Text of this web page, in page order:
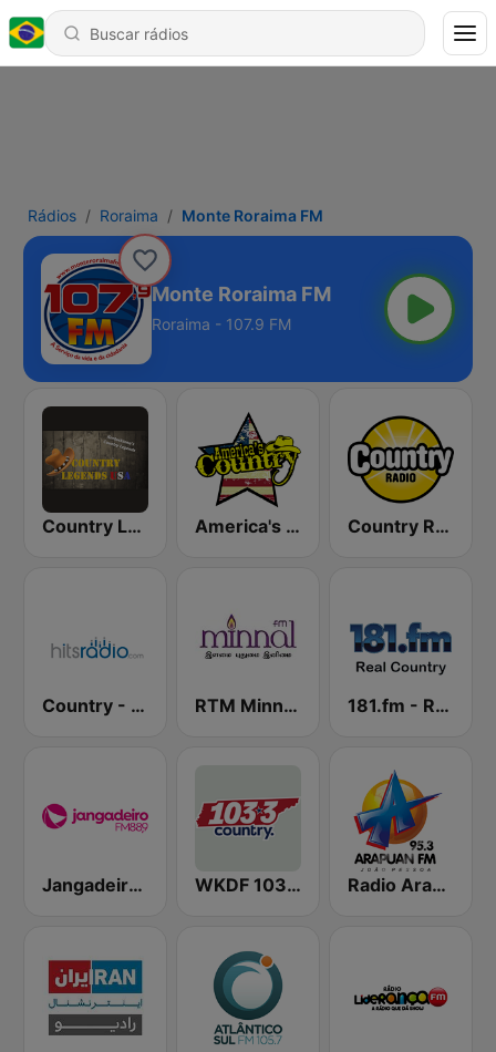
Rádios Roraima Monte Roraima FM
Monte Roraima FM
Roraima - 107.9 FM
Country Legends USA America's Country Country Radio
Country - Hits Radio RTM Minnal FM 181.fm - Real Country
Jangadeiro FM 88.9 WKDF 103.3 Country Radio Arapuan - João Pessoa